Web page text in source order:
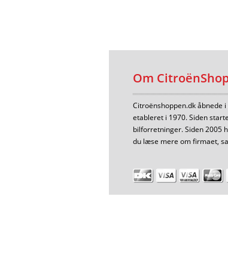
Om
Citroënshoppen.dk åbnede
etableret i 1970. Siden
bilforretninger. Siden 2005
du læse mere om firmaet,